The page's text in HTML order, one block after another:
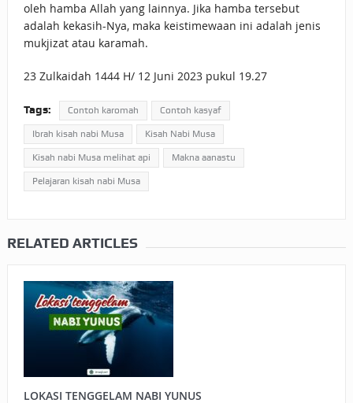
oleh hamba Allah yang lainnya. Jika hamba tersebut
adalah kekasih-Nya, maka keistimewaan ini adalah jenis
mukjizat atau karamah.
23 Zulkaidah 1444 H/ 12 Juni 2023 pukul 19.27
Tags: Contoh karomah Contoh kasyaf
Ibrah kisah nabi Musa Kisah Nabi Musa
Kisah nabi Musa melihat api Makna aanastu
Pelajaran kisah nabi Musa
RELATED ARTICLES
LOKASI TENGGELAM NABI YUNUS